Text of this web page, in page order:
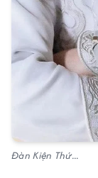
Đàn Kiện Thứ...